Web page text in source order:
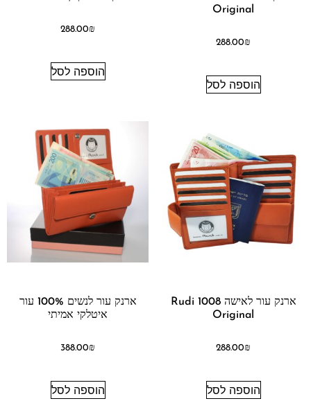
Original
288.00₪
הוספה לסל
288.00₪
הוספה לסל
ארנק עור לאישה 1008 Rudi
Original
288.00₪
הוספה לסל
ארנק עור לנשים 100% עור
איטלקי אמיתי
388.00₪
הוספה לסל